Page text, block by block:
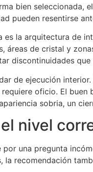
bien seleccionada,
pueden resentirse
es la arquitectura de
áreas de cristal y
discontinuidades
de ejecución
oficio. El
sobria, un
nivel
una pregunta
la recomendación